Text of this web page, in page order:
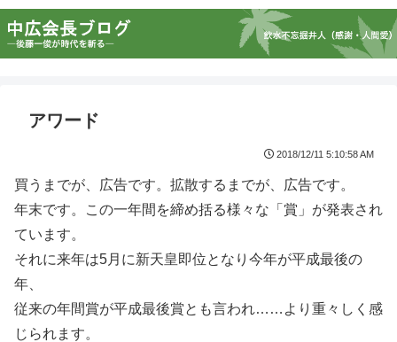
アワード
2018/12/11 5:10:58 AM
買うまでが、広告です。拡散するまでが、広告です。
年末です。この一年間を締め括る様々な「賞」が発表され
ています。
それに来年は5月に新天皇即位となり今年が平成最後の
年、
従来の年間賞が平成最後賞とも言われ……より重々しく感
じられます。